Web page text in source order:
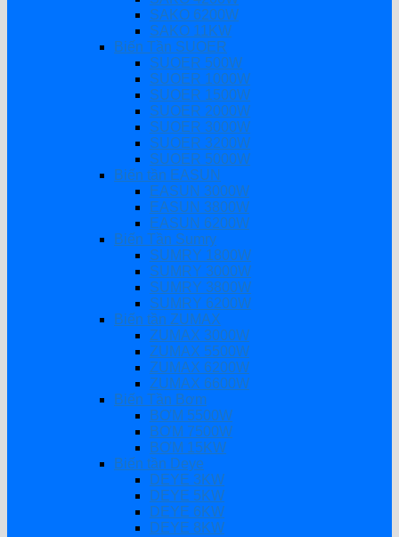
SAKO 6200W
SAKO 11KW
Biến Tần SUOER
SUOER 500W
SUOER 1000W
SUOER 1500W
SUOER 2000W
SUOER 3000W
SUOER 3200W
SUOER 5000W
Biến tần EASUN
EASUN 3000W
EASUN 3800W
EASUN 6200W
Biến Tần Sumry
SUMRY 1800W
SUMRY 3000W
SUMRY 3800W
SUMRY 6200W
Biến tần ZUMAX
ZUMAX 3000W
ZUMAX 5500W
ZUMAX 6200W
ZUMAX 6600W
Biến Tần Bơm
BƠM 5500W
BƠM 7500W
BƠM 15KW
Biến tần Deye
DEYE 3KW
DEYE 5KW
DEYE 6KW
DEYE 8KW